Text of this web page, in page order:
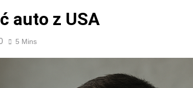
auto z USA
5 Mins